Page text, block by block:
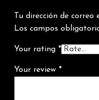
Tu dirección de correo
Los campos
Your rating *
Your review *